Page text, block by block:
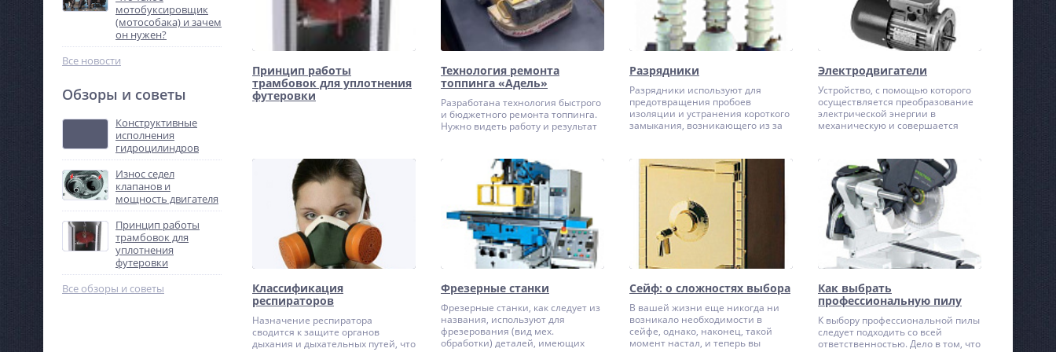
мотобуксировщик
(мотособака) и зачем
он нужен?
Все новости
Обзоры и советы
Конструктивные
исполнения
гидроцилиндров
Износ седел
клапанов и
мощность двигателя
Принцип работы
трамбовок для
уплотнения
футеровки
Все обзоры и советы
Принцип работы
трамбовок для уплотнения
футеровки
Технология ремонта
топпинга «Адель»
Разработана технология быстрого
и бюджетного ремонта топпинга.
Нужно видеть работу и результат
характерными трещинами и
дефектами.
Разрядники
Разрядники используют для
предотвращения пробоев
изоляции и устранения короткого
замыкания, возникающего из за
разрядами и так далее). Конечно
можно применять более
устойчивую к повреждениям
изоляцию, но это потребует очень
больших денежных затрат на
оборудование, поэтому
использование разрядников в
данном случае целесообразно.
Электродвигатели
Устройство, с помощью которого
осуществляется преобразование
электрической энергии в
механическую и совершается
(электродвигателем). Физический
принцип работы таких машин
основан на взаимодействии
магнитных полей. В общем случае
электродвигатель состоит из
неподвижной части (статора) и
подвижной части (ротор). На этих
частях особым образом
располагаются контуры обмотки,
либо магниты.
Классификация
респираторов
Назначение респиратора
сводится к защите органов
дыхания и дыхательных путей, что
Фрезерные станки
Фрезерные станки, как следует из
названия, используют для
фрезерования (вид мех.
обработки) деталей, имеющих
Сейф: о сложностях выбора
В вашей жизни еще никогда ни
возникало необходимости в
сейфе, однако, наконец, такой
момент настал, и теперь вы
Как выбрать
профессиональную пилу
К выбору профессиональной пилы
следует подходить со всей
ответственностью. Дело в том, что